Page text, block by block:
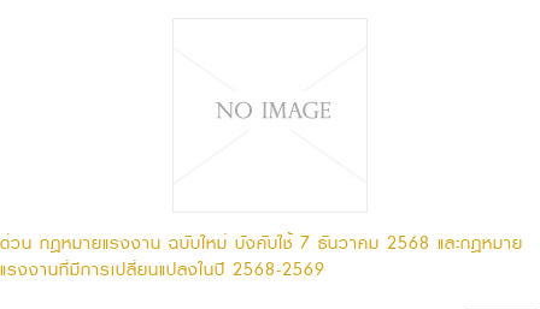
ด่วน กฎหมายแรงงาน ฉบับใหม่ บังคับใช้ 7 ธันวาคม 2568 และกฎหมาย
แรงงานที่มีการเปลี่ยนแปลงในปี 2568-2569